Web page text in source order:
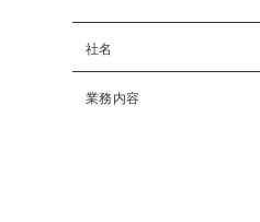
社名
業務内容